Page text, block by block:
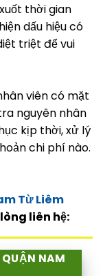
thời gian
dấu hiệu có
triệt để vui
viên có mặt
nguyên nhân
kịp thời, xử lý
chi phí nào.
Từ Liêm
liên hệ:
NAM